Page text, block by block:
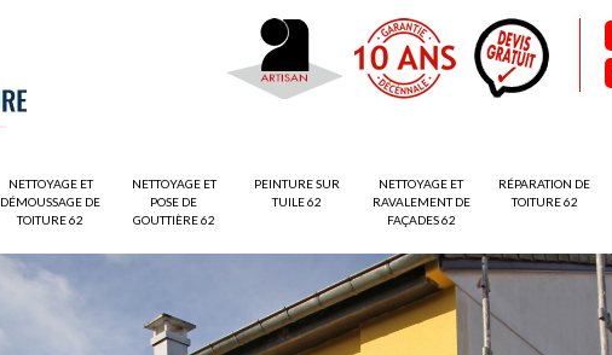
NETTOYAGE ET
DÉMOUSSAGE DE
TOITURE 62
NETTOYAGE ET
POSE DE
GOUTTIÈRE 62
PEINTURE SUR
TUILE 62
NETTOYAGE ET
RAVALEMENT DE
FAÇADES 62
RÉPARATION DE
TOITURE 62